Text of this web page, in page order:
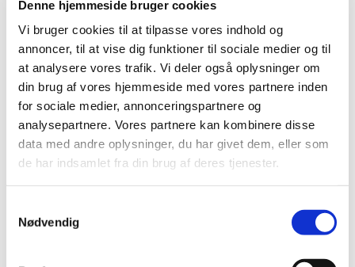
Denne hjemmeside bruger cookies
Vi bruger cookies til at tilpasse vores indhold og
annoncer, til at vise dig funktioner til sociale medier og til
at analysere vores trafik. Vi deler også oplysninger om
din brug af vores hjemmeside med vores partnere inden
for sociale medier, annonceringspartnere og
analysepartnere. Vores partnere kan kombinere disse
data med andre oplysninger, du har givet dem, eller som
de har indsamlet fra din brug af deres tjenester.
Nødvendig